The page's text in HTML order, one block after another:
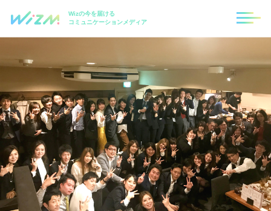
Wizの今を届ける
コミュニケーションメディア